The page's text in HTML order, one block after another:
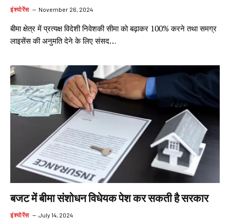
इंश्योरेंस November 26, 2024
बीमा क्षेत्र में प्रत्यक्ष विदेशी निवेशकी सीमा को बढ़ाकर 100% करने तथा समग्र
लाइसेंस की अनुमति देने के लिए संसद…
बजट में बीमा संशोधन विधेयक पेश कर सकती है सरकार
इंश्योरेंस July 14, 2024